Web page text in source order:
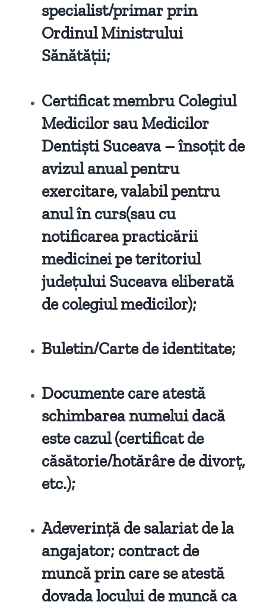
specialist/primar prin
Ordinul Ministrului
Sănătății;
Certificat membru Colegiul
Medicilor sau Medicilor
Dentiști Suceava – însoțit de
avizul anual pentru
exercitare, valabil pentru
anul în curs(sau cu
notificarea practicării
medicinei pe teritoriul
județului Suceava eliberată
de colegiul medicilor);
Buletin/Carte de identitate;
Documente care atestă
schimbarea numelui dacă
este cazul (certificat de
căsătorie/hotărâre de divorț,
etc.);
Adeverință de salariat de la
angajator; contract de
muncă prin care se atestă
dovada locului de muncă ca